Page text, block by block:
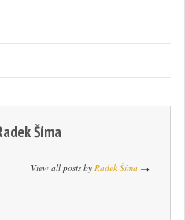
Šíma
View all posts by Radek Šíma